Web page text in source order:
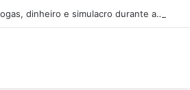
Polícia apreende drogas, dinheiro e simulacro durante ação no bairro Alto Alegre, em Vilhena